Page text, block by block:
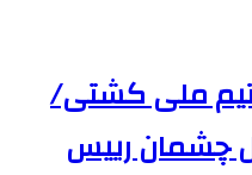
تیم ملی کشتی/
چشمان رییس